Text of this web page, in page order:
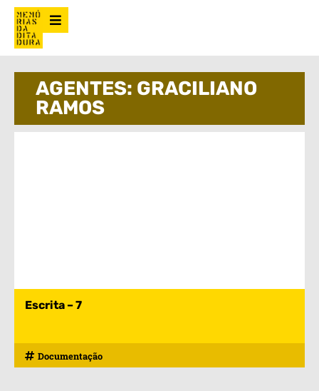
AGENTES: GRACILIANO
RAMOS
Escrita – 7
Documentação